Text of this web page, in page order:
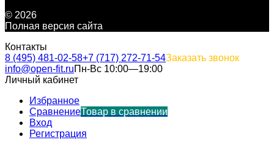
© 2026
Полная версия сайта
Контакты
8 (495) 481-02-58+7 (717) 272-71-54Заказать звонок
info@open-fit.ruПн-Вс 10:00—19:00
Личный кабинет
Избранное
СравнениеТовар в сравнении
Вход
Регистрация